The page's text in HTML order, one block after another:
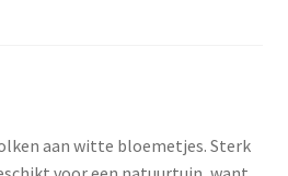
aan witte bloemetjes. Sterk